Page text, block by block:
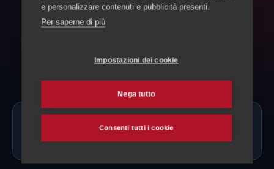
Domande frequenti
Ci sono allevatori di Mustang proprio a
Vallemaggia?
e personalizzare contenuti e pubblicità presenti.
Per saperne di più
Impostazioni dei cookie
Nega tutto
Consenti tutti i cookie